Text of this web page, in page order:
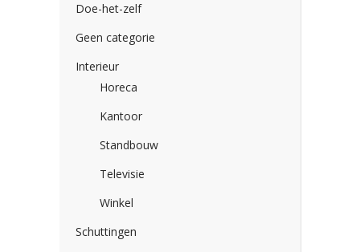
Doe-het-zelf
Geen categorie
Interieur
Horeca
Kantoor
Standbouw
Televisie
Winkel
Schuttingen